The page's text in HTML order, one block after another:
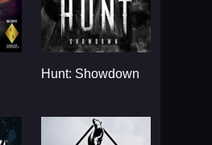
Hunt: Showdown